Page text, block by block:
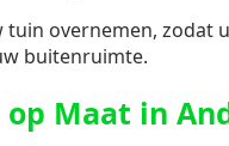
tuin overnemen, zodat
buitenruimte.
Maat in